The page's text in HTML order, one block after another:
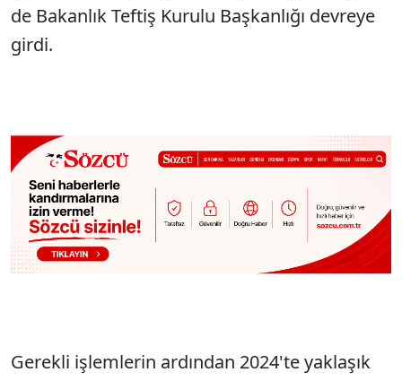
de Bakanlık Teftiş Kurulu Başkanlığı devreye
girdi.
Gerekli işlemlerin ardından 2024'te yaklaşık